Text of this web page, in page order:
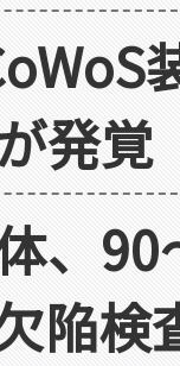
発覚
、
陥検